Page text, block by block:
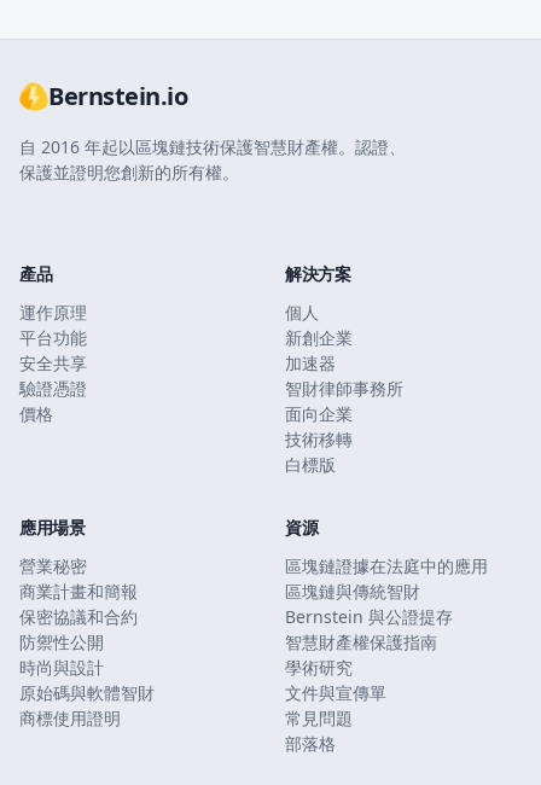
Bernstein.io
自 2016 年起以區塊鏈技術保護智慧財產權。認證、
保護並證明您創新的所有權。
產品
運作原理
平台功能
安全共享
驗證憑證
價格
解決方案
個人
新創企業
加速器
智財律師事務所
面向企業
技術移轉
白標版
應用場景
營業秘密
商業計畫和簡報
保密協議和合約
防禦性公開
時尚與設計
原始碼與軟體智財
商標使用證明
資源
區塊鏈證據在法庭中的應用
區塊鏈與傳統智財
Bernstein 與公證提存
智慧財產權保護指南
學術研究
文件與宣傳單
常見問題
部落格